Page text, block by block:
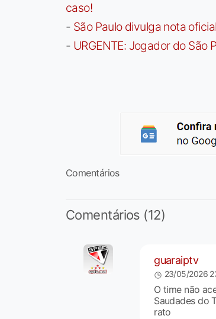
caso!
- São Paulo divulga nota
- URGENTE: Jogador do São
Comentários
Comentários (12)
guaraiptv
23/05/2026
O time não
Saudades do
rato